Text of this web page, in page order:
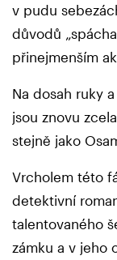
v pudu
důvodů
přinejmenším
Na dosah ruky
jsou znovu
stejně jako
Vrcholem této
detektivní
talentovaného
zámku a v jeho